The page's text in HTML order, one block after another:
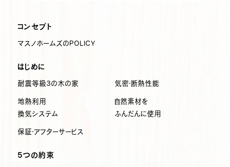
コンセプト
マスノホームズのPOLICY
はじめに
耐震等級3の木の家 気密・断熱性能
地熱利用
換気システム
自然素材を
ふんだんに使用
保証・アフターサービス
5つの約束